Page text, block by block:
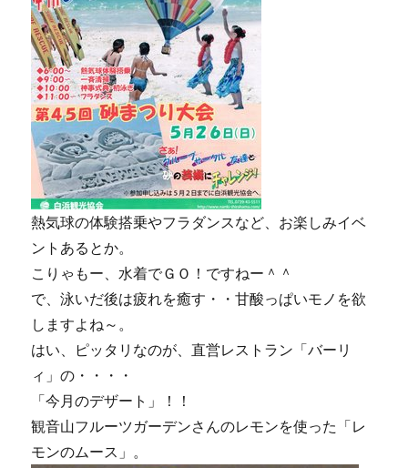
熱気球の体験搭乗やフラダンスなど、お楽しみイベ
ントあるとか。
こりゃもー、水着でＧＯ！ですねー＾＾
で、泳いだ後は疲れを癒す・・甘酸っぱいモノを欲
しますよね～。
はい、ピッタリなのが、直営レストラン「バーリ
ィ」の・・・・
「今月のデザート」！！
観音山フルーツガーデンさんのレモンを使った「レ
モンのムース」。